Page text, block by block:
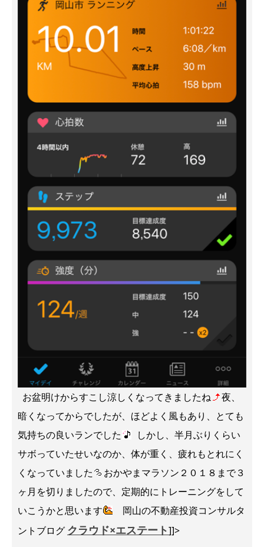
お盆明けからすこし涼しくなってきましたね
夜、
暗くなってからでしたが、ほどよく風もあり、とても
気持ちの良いランでした
しかし、半月ぶりくらい
サボっていたせいなのか、体が重く、疲れもとれにく
くなっていました
おかやまマラソン２０１８まで３
ヶ月を切りましたので、定期的にトレーニングをして
いこうかと思います
岡山の不動産投資コンサルタ
ントブログ クラウド×エステート]]>